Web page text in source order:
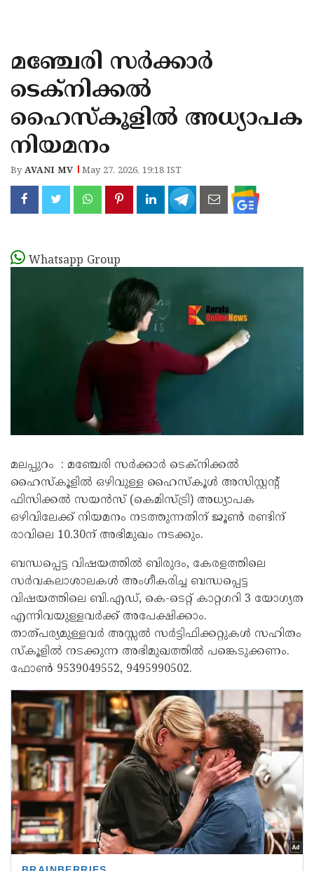
KANNUR
KASARAGOD
മഞ്ചേരി സർക്കാർ
ടെക്നിക്കൽ
ഹൈസ്‌കൂളിൽ അധ്യാപക
നിയമനം
ByAVANI MV May 27, 2026, 19:18 IST
Whatsapp Group
മലപ്പുറം : മഞ്ചേരി സർക്കാർ ടെക്നിക്കൽ
ഹൈസ്‌കൂളിൽ ഒഴിവുള്ള ഹൈസ്‌കൂൾ അസിസ്റ്റന്റ്
ഫിസിക്കൽ സയൻസ് (കെമിസ്ട്രി) അധ്യാപക
ഒഴിവിലേക്ക് നിയമനം നടത്തുന്നതിന് ജൂൺ രണ്ടിന്
രാവിലെ 10.30ന് അഭിമുഖം നടക്കും.
ബന്ധപ്പെട്ട വിഷയത്തിൽ ബിരുദം, കേരളത്തിലെ
സർവകലാശാലകൾ അംഗീകരിച്ച ബന്ധപ്പെട്ട
വിഷയത്തിലെ ബി.എഡ്, കെ-ടെറ്റ് കാറ്റഗറി 3 യോഗ്യത
എന്നിവയുള്ളവർക്ക് അപേക്ഷിക്കാം.
താത്പര്യമുള്ളവർ അസ്സൽ സർട്ടിഫിക്കറ്റുകൾ സഹിതം
സ്‌കൂളിൽ നടക്കുന്ന അഭിമുഖത്തിൽ പങ്കെടുക്കണം.
ഫോൺ 9539049552, 9495990502.